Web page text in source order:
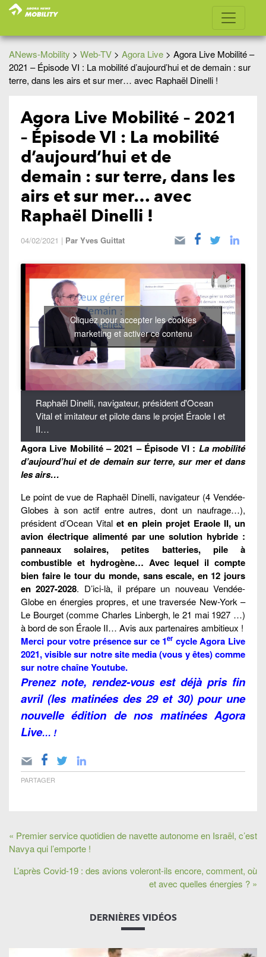
ANews-Mobility > Web-TV > Agora Live > Agora Live Mobilité –
2021 – Épisode VI : La mobilité d’aujourd’hui et de demain : sur
terre, dans les airs et sur mer… avec Raphaël Dinelli !
Agora Live Mobilité – 2021
– Épisode VI : La mobilité
d’aujourd’hui et de
demain : sur terre, dans les
airs et sur mer… avec
Raphaël Dinelli !
04/02/2021 | Par Yves Guittat
Cliquez pour accepter les cookies
marketing et activer ce contenu
Raphaël Dinelli, navigateur, président d'Ocean
Vital et imitateur et pilote dans le projet Éraole I et
II…
Agora Live Mobilité – 2021 – Épisode VI : La mobilité
d’aujourd’hui et de demain sur terre, sur mer et dans
les airs…
Le point de vue de Raphaël Dinelli, navigateur (4 Vendée-
Globes à son actif entre autres, dont un naufrage…),
président d’Ocean Vitalet en plein projet Eraole II, un
avion électrique alimenté par une solution hybride :
panneaux solaires, petites batteries, pile à
combustible et hydrogène… Avec lequel il compte
bien faire le tour du monde, sans escale, en 12 jours
en 2027-2028. D’ici-là, il prépare un nouveau Vendée-
Globe en énergies propres, et une traversée New-York –
Le Bourget (comme Charles Linbergh, le 21 mai 1927 …)
à bord de son Éraole II… Avis aux partenaires ambitieux !
Merci pour votre présence sur ce 1ercycle Agora Live
2021, visible sur notre site media (vous y êtes) comme
sur notre chaîneYoutube.
Prenez note, rendez-vous est déjà pris fin
avril (les matinées des 29 et 30) pour une
nouvelle édition de nos matinées Agora
Live… !
PARTAGER
« Premier service quotidien de navette autonome en Israël, c’est
Navya qui l’emporte !
L’après Covid-19 : des avions voleront-ils encore, comment, où
et avec quelles énergies ? »
DERNIÈRES VIDÉOS